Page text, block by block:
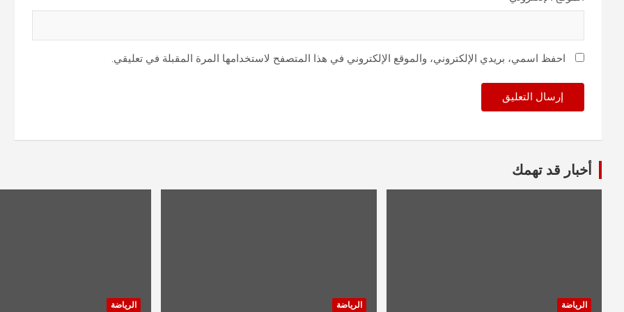
احفظ اسمي، بريدي الإلكتروني، والموقع الإلكتروني في هذا المتصفح لاستخدامها المرة المقبلة في تعليقي.
أخبار قد تهمك
الرياضة الرياضة الرياضة